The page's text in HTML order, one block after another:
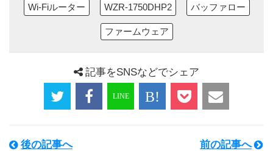
Wi-Fiルーター WZR-1750DHP2 バッファロー
ファームウェア
記事をSNSなどでシェア
後の記事へ 前の記事へ